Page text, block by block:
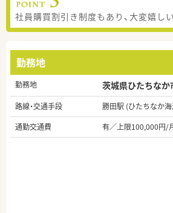
社員購買割引き制度もあり、大変嬉し
勤務地
勤務地 茨城県ひたちな
路線・交通手段
勝田駅 (ひたちなか
通勤交通費
有／上限100,000円